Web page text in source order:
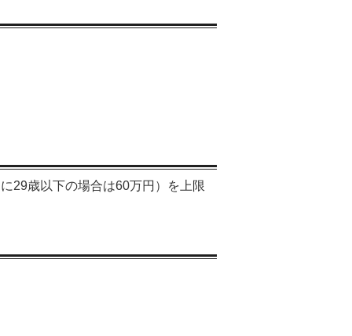
29歳以下の場合は60万円）を上限